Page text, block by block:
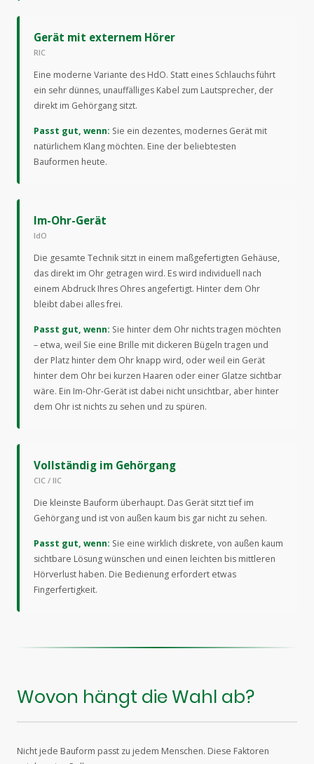
Gerät mit externem Hörer
RIC
Eine moderne Variante des HdO. Statt eines Schlauchs führt
ein sehr dünnes, unauffälliges Kabel zum Lautsprecher, der
direkt im Gehörgang sitzt.
Passt gut, wenn: Sie ein dezentes, modernes Gerät mit
natürlichem Klang möchten. Eine der beliebtesten
Bauformen heute.
Im-Ohr-Gerät
IdO
Die gesamte Technik sitzt in einem maßgefertigten Gehäuse,
das direkt im Ohr getragen wird. Es wird individuell nach
einem Abdruck Ihres Ohres angefertigt. Hinter dem Ohr
bleibt dabei alles frei.
Passt gut, wenn: Sie hinter dem Ohr nichts tragen möchten
– etwa, weil Sie eine Brille mit dickeren Bügeln tragen und
der Platz hinter dem Ohr knapp wird, oder weil ein Gerät
hinter dem Ohr bei kurzen Haaren oder einer Glatze sichtbar
wäre. Ein Im-Ohr-Gerät ist dabei nicht unsichtbar, aber hinter
dem Ohr ist nichts zu sehen und zu spüren.
Vollständig im Gehörgang
CIC / IIC
Die kleinste Bauform überhaupt. Das Gerät sitzt tief im
Gehörgang und ist von außen kaum bis gar nicht zu sehen.
Passt gut, wenn: Sie eine wirklich diskrete, von außen kaum
sichtbare Lösung wünschen und einen leichten bis mittleren
Hörverlust haben. Die Bedienung erfordert etwas
Fingerfertigkeit.
Wovon hängt die Wahl ab?
Nicht jede Bauform passt zu jedem Menschen. Diese Faktoren